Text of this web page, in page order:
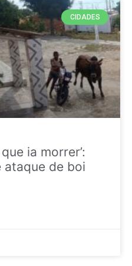
CIDADES
ia morrer’:
ataque de boi